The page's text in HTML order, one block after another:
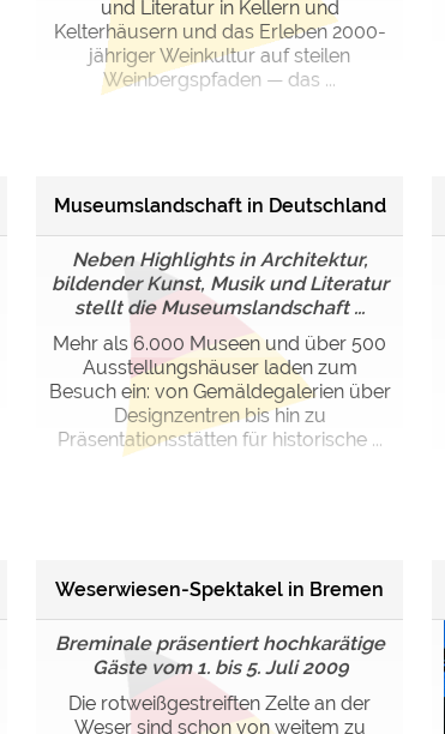
und Literatur in Kellern und
Kelterhäusern und das Erleben 2000-
jähriger Weinkultur auf steilen
Weinbergspfaden — das ...
Museumslandschaft in Deutschland
Neben Highlights in Architektur,
bildender Kunst, Musik und Literatur
stellt die Museumslandschaft ...
Mehr als 6.000 Museen und über 500
Ausstellungshäuser laden zum
Besuch ein: von Gemäldegalerien über
Designzentren bis hin zu
Präsentationsstätten für historische ...
Weserwiesen-Spektakel in Bremen
Breminale präsentiert hochkarätige
Gäste vom 1. bis 5. Juli 2009
Die rotweißgestreiften Zelte an der
Weser sind schon von weitem zu